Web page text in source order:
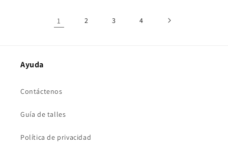
1 2 3 4
Ayuda
Contáctenos
Guía de talles
Política de privacidad